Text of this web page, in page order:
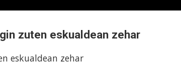
zuten eskualdean zehar
eskualdean zehar